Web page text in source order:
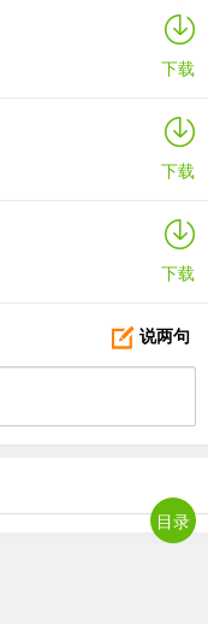
下载
下载
下载
说两句
目录